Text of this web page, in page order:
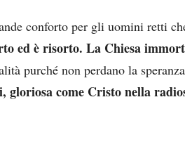
conforto per gli uomini retti
ed è risorto. La Chiesa
purché non perdano la
gloriosa come Cristo nella